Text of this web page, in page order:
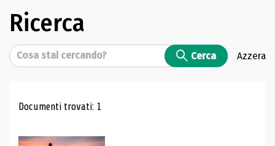
Ricerca
Cerca Cerca Azzera
Risultati di ricerca
Documenti trovati: 1